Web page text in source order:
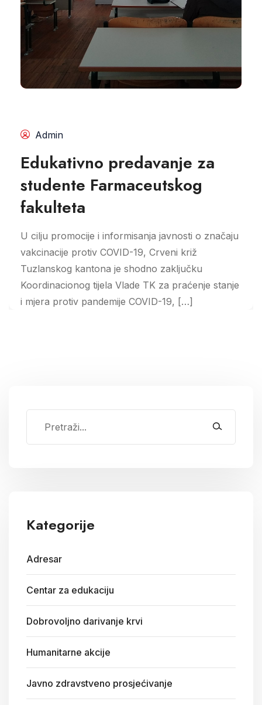
Kategorije
Adresar
Centar za edukaciju
Dobrovoljno darivanje krvi
Humanitarne akcije
Javno zdravstveno prosjećivanje
Admin
Edukativno predavanje za
studente Farmaceutskog
fakulteta
U cilju promocije i informisanja javnosti o značaju
vakcinacije protiv COVID-19, Crveni križ
Tuzlanskog kantona je shodno zaključku
Koordinacionog tijela Vlade TK za praćenje stanje
i mjera protiv pandemije COVID-19, […]